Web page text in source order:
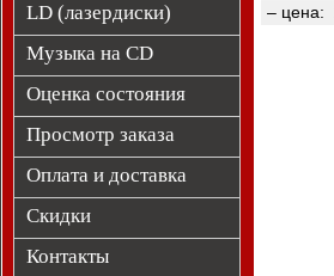
LD (лазердиски)
Музыка на CD
Оценка состояния
Просмотр заказа
Оплата и доставка
Скидки
Контакты
– цена: